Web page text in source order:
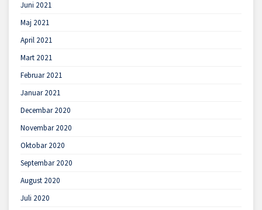
Juni 2021
Maj 2021
April 2021
Mart 2021
Februar 2021
Januar 2021
Decembar 2020
Novembar 2020
Oktobar 2020
Septembar 2020
August 2020
Juli 2020